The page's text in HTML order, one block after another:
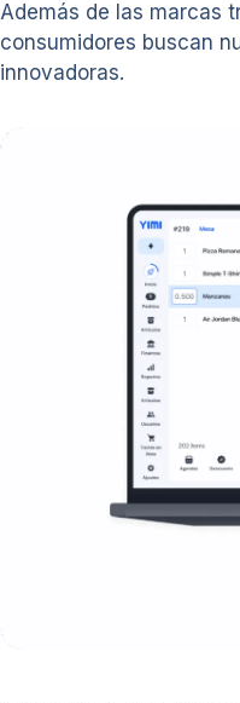
Además de las marcas
consumidores buscan
innovadoras.